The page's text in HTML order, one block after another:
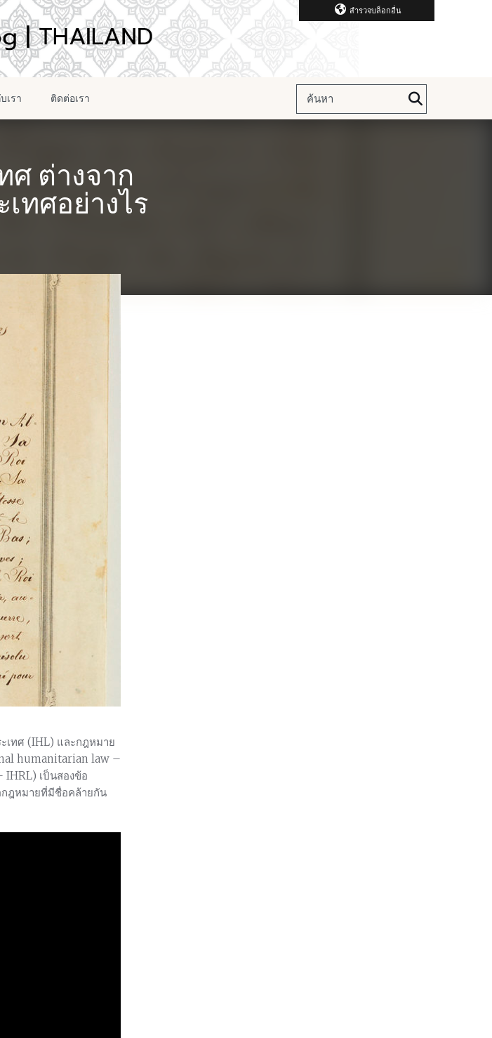
สำรวจบล็อกอื่น
เรา ติดต่อเรา
ศ ต่างจาก
ทศอย่างไร
เทศ (IHL) และกฎหมาย
humanitarian law –
เป็นสองข้อ
กฎหมายที่มีชื่อคล้ายกัน